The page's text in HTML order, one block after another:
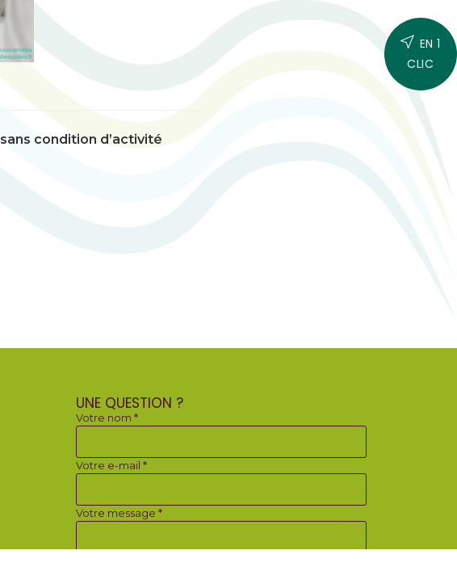
EN 1
CLIC
sans condition d’activité
UNE QUESTION ?
Votre nom *
Votre e-mail *
Votre message *